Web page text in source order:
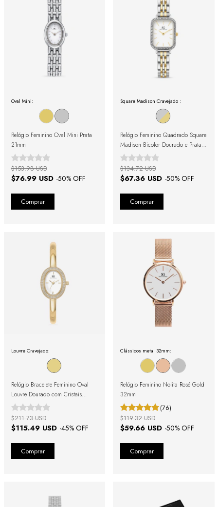
Oval Mini:
Relógio Feminino Oval Mini Prata
21mm
$76.99 USD -50% OFF
$153.98 USD
Square Madison Cravejado :
Relógio Feminino Quadrado Square
Madison Bicolor Dourado e Prata
com Cristais Cravejados
$67.36 USD -50% OFF
$134.72 USD
Louvre Cravejado:
Relógio Bracelete Feminino Oval
Louvre Dourado com Cristais
Cravejados
$115.49 USD -45% OFF
$211.73 USD
Clássicos metal 32mm:
Relógio Feminino Nolita Rosé Gold
32mm
(76)
$59.66 USD -50% OFF
$119.32 USD